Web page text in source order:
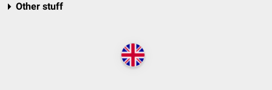
Other stuff